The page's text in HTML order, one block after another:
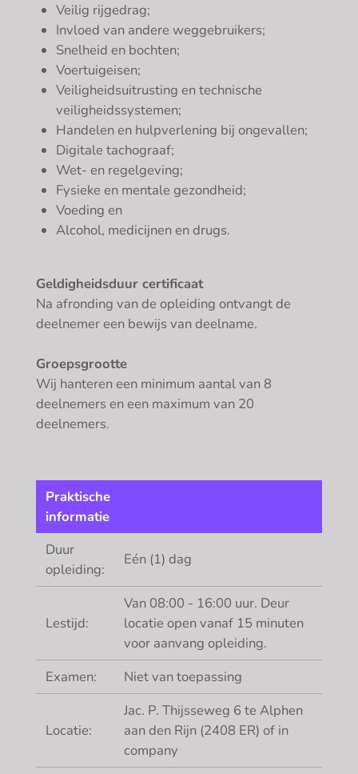
Veilig rijgedrag;
Invloed van andere weggebruikers;
Snelheid en bochten;
Voertuigeisen;
Veiligheidsuitrusting en technische
veiligheidssystemen;
Handelen en hulpverlening bij ongevallen;
Digitale tachograaf;
Wet- en regelgeving;
Fysieke en mentale gezondheid;
Voeding en
Alcohol, medicijnen en drugs.
Geldigheidsduur certificaat
Na afronding van de opleiding ontvangt de
deelnemer een bewijs van deelname.
Groepsgrootte
Wij hanteren een minimum aantal van 8
deelnemers en een maximum van 20
deelnemers.
Praktische
informatie
Duur
opleiding:
Eén (1) dag
Lestijd:
Van 08:00 - 16:00 uur. Deur
locatie open vanaf 15 minuten
voor aanvang opleiding.
Examen:
Niet van toepassing
Locatie:
Jac. P. Thijsseweg 6 te Alphen
aan den Rijn (2408 ER) of in
company